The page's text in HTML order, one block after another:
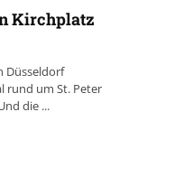
Kirchplatz
Düsseldorf
rund um St. Peter
die ...